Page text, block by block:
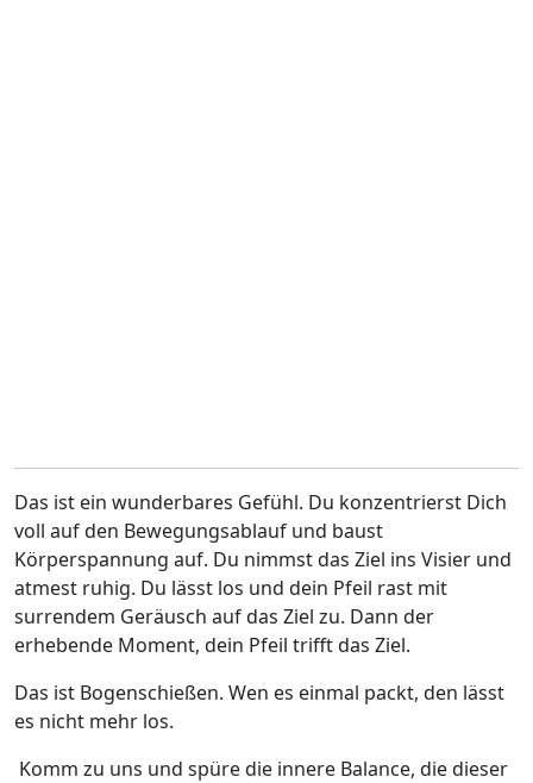
Das ist ein wunderbares Gefühl. Du konzentrierst Dich
voll auf den Bewegungsablauf und baust
Körperspannung auf. Du nimmst das Ziel ins Visier und
atmest ruhig. Du lässt los und dein Pfeil rast mit
surrendem Geräusch auf das Ziel zu. Dann der
erhebende Moment, dein Pfeil trifft das Ziel.
Das ist Bogenschießen. Wen es einmal packt, den lässt
es nicht mehr los.
Komm zu uns und spüre die innere Balance, die dieser